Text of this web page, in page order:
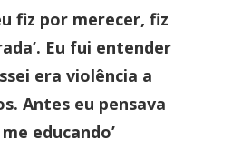
fiz por merecer, fiz
Eu fui entender
era violência a
Antes eu pensava
educando’